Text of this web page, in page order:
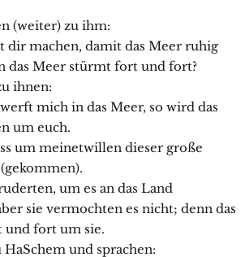
(weiter) zu ihm:
dir machen, damit das Meer ruhig
das Meer stürmt fort und fort?
ihnen:
mich in das Meer, so wird das
um euch.
um meinetwillen dieser große
um es an das Land
sie vermochten es nicht; denn das
fort um sie.
HaSchem und sprachen: